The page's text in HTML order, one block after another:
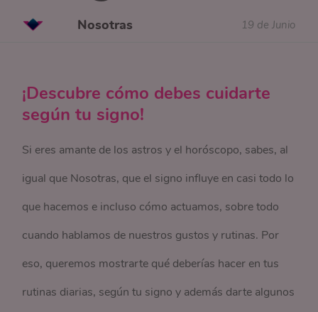
Nosotras 19 de Junio
¡Descubre cómo debes cuidarte
según tu signo!
Si eres amante de los astros y el horóscopo, sabes, al
igual que Nosotras, que el signo influye en casi todo lo
que hacemos e incluso cómo actuamos, sobre todo
cuando hablamos de nuestros gustos y rutinas. Por
eso, queremos mostrarte qué deberías hacer en tus
rutinas diarias, según tu signo y además darte algunos